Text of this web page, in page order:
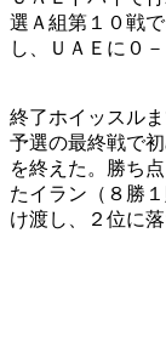
選Ａ組第１０戦
し、ＵＡＥに０
終了ホイッスル
予選の最終戦で
を終えた。勝ち
たイラン（８勝
け渡し、２位に落